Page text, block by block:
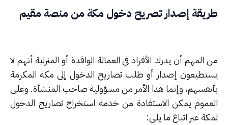
إصدار تصريح دخول مكة من منصة مقيم
أن يدرك الأفراد في العمالة الوافدة أو المنزلية أنهم لا
إصدار أو طلب تصاريح الدخول إلى مكة المكرمة
وإنما هذا الأمر من مسؤولية صاحب المنشأة. وعلى
يمكن الاستفادة من خدمة استخراج تصاريح الدخول
عبر اتباع ما يلي: